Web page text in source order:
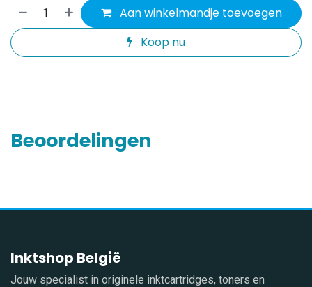
Aan winkelmandje toevoegen
Koop nu
Beoordelingen
Inktshop België
Jouw specialist in originele inktcartridges, toners en